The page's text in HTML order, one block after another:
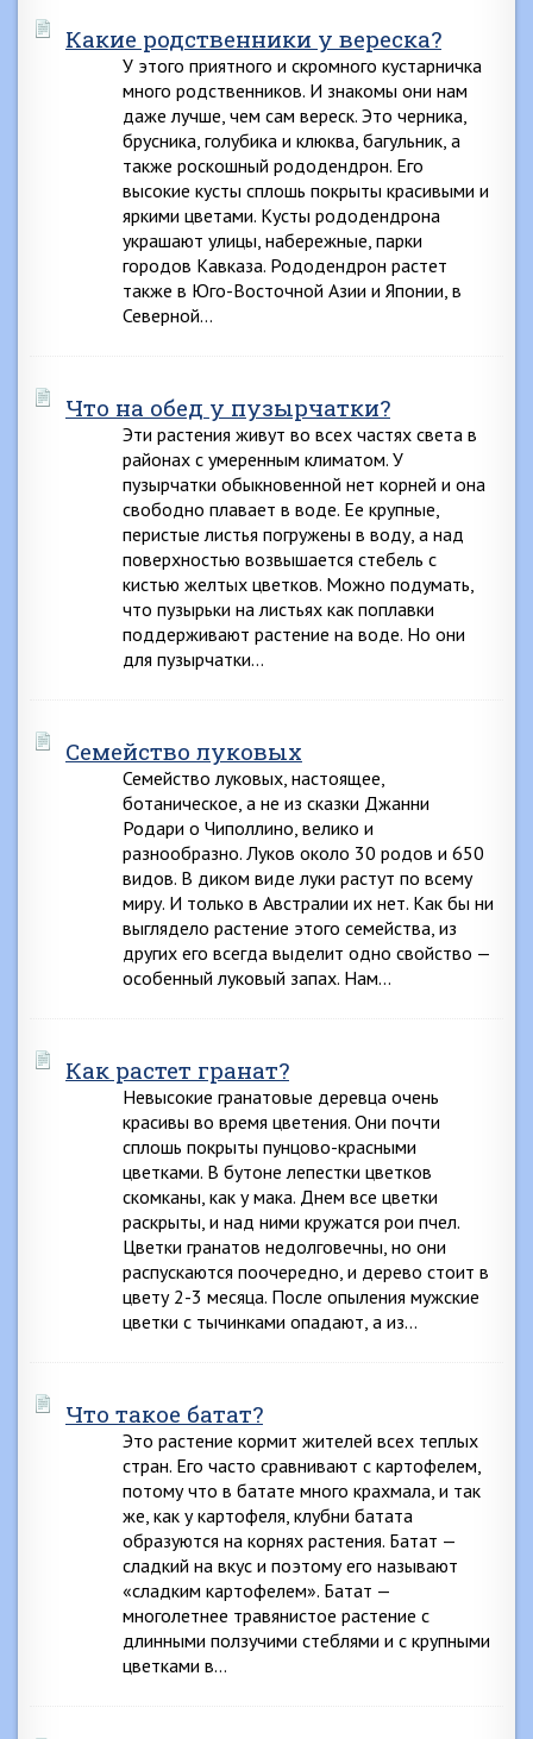
Какие родственники у вереска?
У этого приятного и скромного кустарничка
много родственников. И знакомы они нам
даже лучше, чем сам вереск. Это черника,
брусника, голубика и клюква, багульник, а
также роскошный рододендрон. Его
высокие кусты сплошь покрыты красивыми и
яркими цветами. Кусты рододендрона
украшают улицы, набережные, парки
городов Кавказа. Рододендрон растет
также в Юго-Восточной Азии и Японии, в
Северной…
Что на обед у пузырчатки?
Эти растения живут во всех частях света в
районах с умеренным климатом. У
пузырчатки обыкновенной нет корней и она
свободно плавает в воде. Ее крупные,
перистые листья погружены в воду, а над
поверхностью возвышается стебель с
кистью желтых цветков. Можно подумать,
что пузырьки на листьях как поплавки
поддерживают растение на воде. Но они
для пузырчатки…
Семейство луковых
Семейство луковых, настоящее,
ботаническое, а не из сказки Джанни
Родари о Чиполлино, велико и
разнообразно. Луков около 30 родов и 650
видов. В диком виде луки растут по всему
миру. И только в Австралии их нет. Как бы ни
выглядело растение этого семейства, из
других его всегда выделит одно свойство —
особенный луковый запах. Нам…
Как растет гранат?
Невысокие гранатовые деревца очень
красивы во время цветения. Они почти
сплошь покрыты пунцово-красными
цветками. В бутоне лепестки цветков
скомканы, как у мака. Днем все цветки
раскрыты, и над ними кружатся рои пчел.
Цветки гранатов недолговечны, но они
распускаются поочередно, и дерево стоит в
цвету 2-3 месяца. После опыления мужские
цветки с тычинками опадают, а из…
Что такое батат?
Это растение кормит жителей всех теплых
стран. Его часто сравнивают с картофелем,
потому что в батате много крахмала, и так
же, как у картофеля, клубни батата
образуются на корнях растения. Батат —
сладкий на вкус и поэтому его называют
«сладким картофелем». Батат —
многолетнее травянистое растение с
длинными ползучими стеблями и с крупными
цветками в…